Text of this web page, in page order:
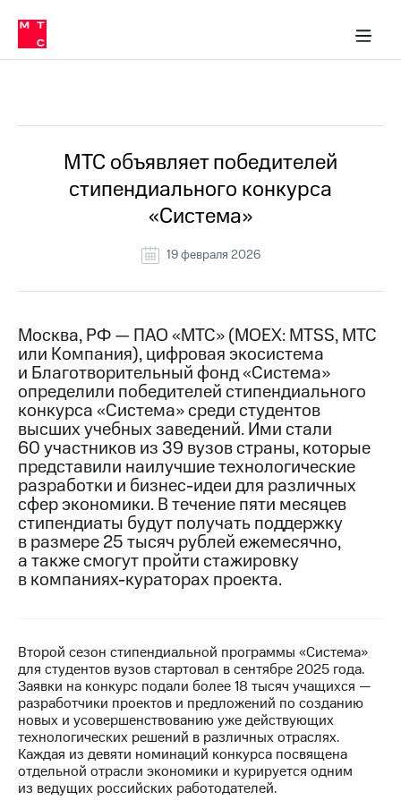
Медиа-центр
и акционерам
Устойчивое развитие
Комплаенс и деловая этика
компании
Карьера
История
компании
Руководство
информация
Контакты
Медиа-центр
Пресс-
релизы
МТС
о технологиях
Достижения
Интервью
Финансовая
отчетность
спикера
и акционерам
Корпоративное
управление
Корпоративный
секретарь
Раскрытие
в МТС
Пресс-
релизы
о технологиях
МТС объявляет победителей
стипендиального конкурса
«Система»
19 февраля 2026
Москва, РФ — ПАО «МТС» (MOEX: MTSS, МТС
или Компания), цифровая экосистема
и Благотворительный фонд «Система»
определили победителей стипендиального
конкурса «Система» среди студентов
высших учебных заведений. Ими стали
60 участников из 39 вузов страны, которые
представили наилучшие технологические
разработки и бизнес-идеи для различных
сфер экономики. В течение пяти месяцев
стипендиаты будут получать поддержку
в размере 25 тысяч рублей ежемесячно,
а также смогут пройти стажировку
в компаниях-кураторах проекта.
Второй сезон стипендиальной программы «Система»
для студентов вузов стартовал в сентябре 2025 года.
Заявки на конкурс подали более 18 тысяч учащихся —
разработчики проектов и предложений по созданию
новых и усовершенствованию уже действующих
технологических решений в различных отраслях.
Каждая из девяти номинаций конкурса посвящена
отдельной отрасли экономики и курируется одним
из ведущих российских работодателей.